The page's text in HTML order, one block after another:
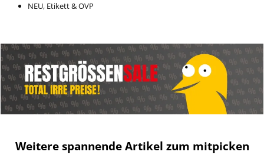
NEU, Etikett & OVP
Weitere spannende Artikel zum mitpicken